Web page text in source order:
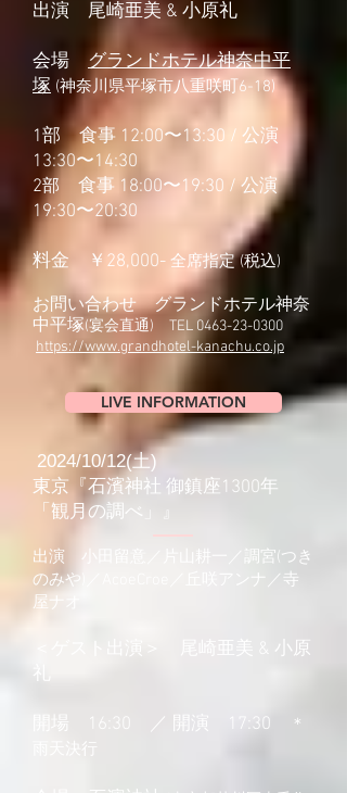
出演 尾崎亜美 & 小原礼
会場 グランドホテル神奈中平
塚 (神奈川県平塚市八重咲町6-18)
1部 食事 12:00〜13:30 / 公演
13:30〜14:30
2部
食事 18:00〜19:30 / 公演
19:30〜20:30
料金 ￥28,000- 全席指定 (税込)
お問い合わせ グランドホテル神奈
中平塚(宴会直通) TEL 0463-23-0300
https://www.grandhotel-kanachu.co.jp
LIVE INFORMATION
2024/10/12(土)
東京『石濱神社 御鎮座1300年
「観月の調べ」』
出演 小田留意／片山耕一／調宮(つき
のみや)／AcoeCroe／丘咲アンナ／寺
屋ナオ
＜ゲスト出演＞ 尾崎亜美 & 小原
礼
開場 16:30 ／ 開演 17:30
＊
雨天決行